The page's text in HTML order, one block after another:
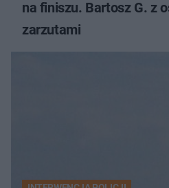
na finiszu. Bartosz G. z
zarzutami